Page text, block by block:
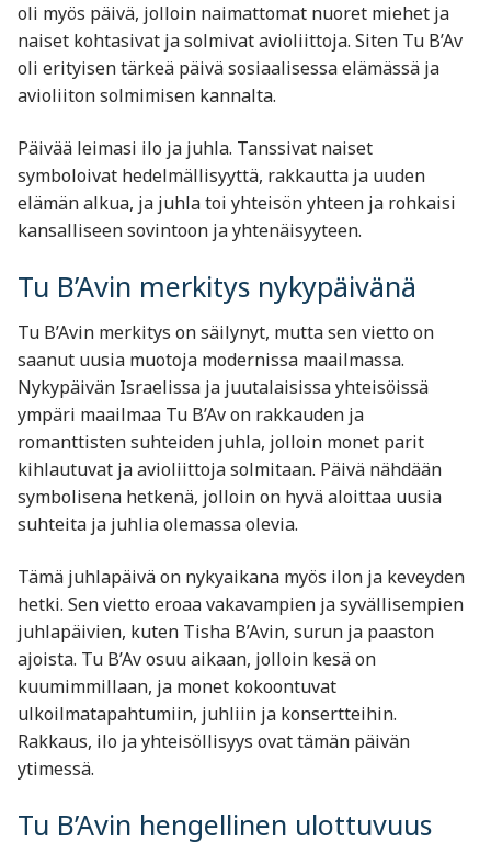
oli myös päivä, jolloin naimattomat nuoret miehet ja
naiset kohtasivat ja solmivat avioliittoja. Siten Tu B’Av
oli erityisen tärkeä päivä sosiaalisessa elämässä ja
avioliiton solmimisen kannalta.
Päivää leimasi ilo ja juhla. Tanssivat naiset
symboloivat hedelmällisyyttä, rakkautta ja uuden
elämän alkua, ja juhla toi yhteisön yhteen ja rohkaisi
kansalliseen sovintoon ja yhtenäisyyteen.
Tu B’Avin merkitys nykypäivänä
Tu B’Avin merkitys on säilynyt, mutta sen vietto on
saanut uusia muotoja modernissa maailmassa.
Nykypäivän Israelissa ja juutalaisissa yhteisöissä
ympäri maailmaa Tu B’Av on rakkauden ja
romanttisten suhteiden juhla, jolloin monet parit
kihlautuvat ja avioliittoja solmitaan. Päivä nähdään
symbolisena hetkenä, jolloin on hyvä aloittaa uusia
suhteita ja juhlia olemassa olevia.
Tämä juhlapäivä on nykyaikana myös ilon ja keveyden
hetki. Sen vietto eroaa vakavampien ja syvällisempien
juhlapäivien, kuten Tisha B’Avin, surun ja paaston
ajoista. Tu B’Av osuu aikaan, jolloin kesä on
kuumimmillaan, ja monet kokoontuvat
ulkoilmatapahtumiin, juhliin ja konsertteihin.
Rakkaus, ilo ja yhteisöllisyys ovat tämän päivän
ytimessä.
Tu B’Avin hengellinen ulottuvuus